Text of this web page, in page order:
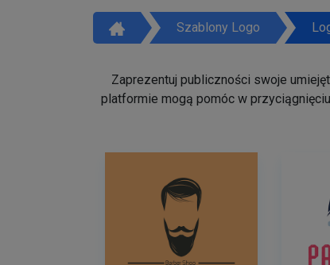
Szablony Logo
Zaprezentuj publiczności swoje
platformie mogą pomóc w